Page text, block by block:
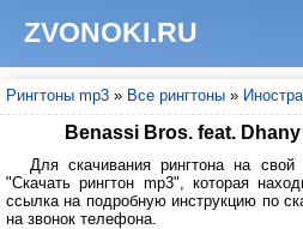
ZVONOKI.RU
Рингтоны mp3 » Все рингтоны »
Benassi Bros. feat.
Для скачивания рингтона на
"Скачать рингтон mp3", которая
ссылка на подробную инструкцию по
на звонок телефона.